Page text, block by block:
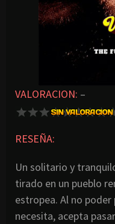
VALORACION: –
RESEÑA:
Un solitario y
tirado en un pueblo
estropea. Al no
necesita, acepta